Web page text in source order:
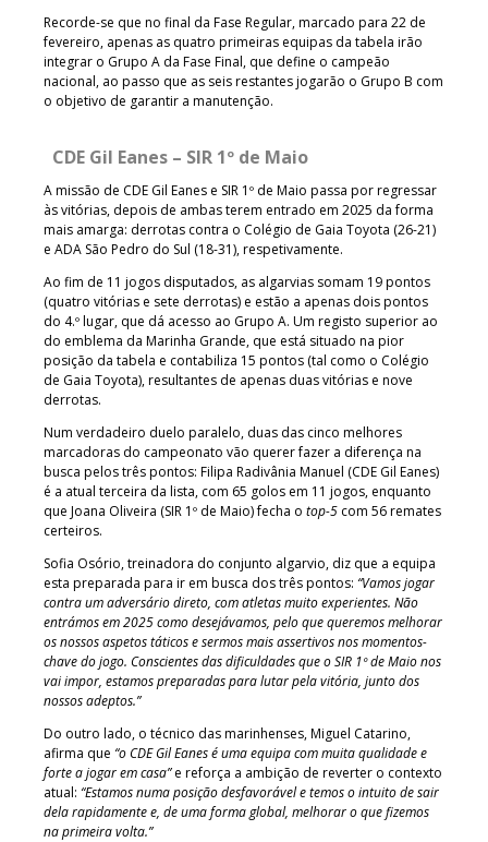
Recorde-se que no final da Fase Regular, marcado para 22 de
fevereiro, apenas as quatro primeiras equipas da tabela irão
integrar o Grupo A da Fase Final, que define o campeão
nacional, ao passo que as seis restantes jogarão o Grupo B com
o objetivo de garantir a manutenção.
CDE Gil Eanes – SIR 1º de Maio
A missão de CDE Gil Eanes e SIR 1º de Maio passa por regressar
às vitórias, depois de ambas terem entrado em 2025 da forma
mais amarga: derrotas contra o Colégio de Gaia Toyota (26-21)
e ADA São Pedro do Sul (18-31), respetivamente.
Ao fim de 11 jogos disputados, as algarvias somam 19 pontos
(quatro vitórias e sete derrotas) e estão a apenas dois pontos
do 4.º lugar, que dá acesso ao Grupo A. Um registo superior ao
do emblema da Marinha Grande, que está situado na pior
posição da tabela e contabiliza 15 pontos (tal como o Colégio
de Gaia Toyota), resultantes de apenas duas vitórias e nove
derrotas.
Num verdadeiro duelo paralelo, duas das cinco melhores
marcadoras do campeonato vão querer fazer a diferença na
busca pelos três pontos: Filipa Radivânia Manuel (CDE Gil Eanes)
é a atual terceira da lista, com 65 golos em 11 jogos, enquanto
que Joana Oliveira (SIR 1º de Maio) fecha o top-5 com 56 remates
certeiros.
Sofia Osório, treinadora do conjunto algarvio, diz que a equipa
esta preparada para ir em busca dos três pontos: “Vamos jogar
contra um adversário direto, com atletas muito experientes. Não
entrámos em 2025 como desejávamos, pelo que queremos melhorar
os nossos aspetos táticos e sermos mais assertivos nos momentos-
chave do jogo. Conscientes das dificuldades que o SIR 1º de Maio nos
vai impor, estamos preparadas para lutar pela vitória, junto dos
nossos adeptos.”
Do outro lado, o técnico das marinhenses, Miguel Catarino,
afirma que “o CDE Gil Eanes é uma equipa com muita qualidade e
forte a jogar em casa”e reforça a ambição de reverter o contexto
atual: “Estamos numa posição desfavorável e temos o intuito de sair
dela rapidamente e, de uma forma global, melhorar o que fizemos
na primeira volta.”